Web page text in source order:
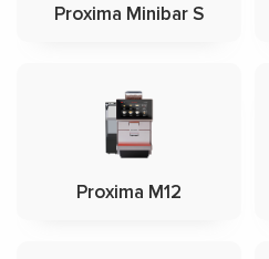
Proxima Minibar S
Proxima M12